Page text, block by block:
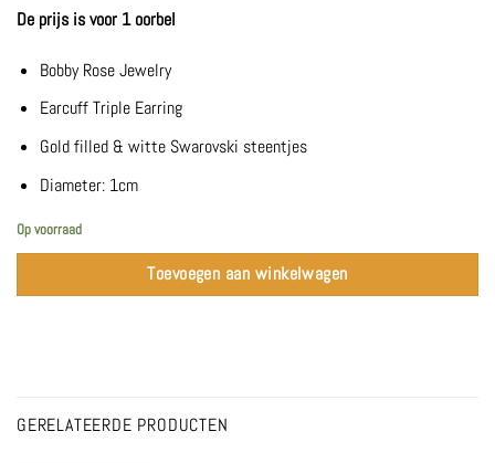
De prijs is voor 1 oorbel
Bobby Rose Jewelry
Earcuff Triple Earring
Gold filled & witte Swarovski steentjes
Diameter: 1cm
Op voorraad
Toevoegen aan winkelwagen
GERELATEERDE PRODUCTEN